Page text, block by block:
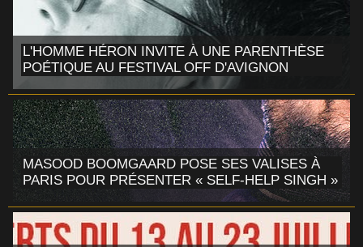
L'HOMME HÉRON INVITE À UNE PARENTHÈSE
POÉTIQUE AU FESTIVAL OFF D'AVIGNON
MASOOD BOOMGAARD POSE SES VALISES À
PARIS POUR PRÉSENTER « SELF-HELP SINGH »